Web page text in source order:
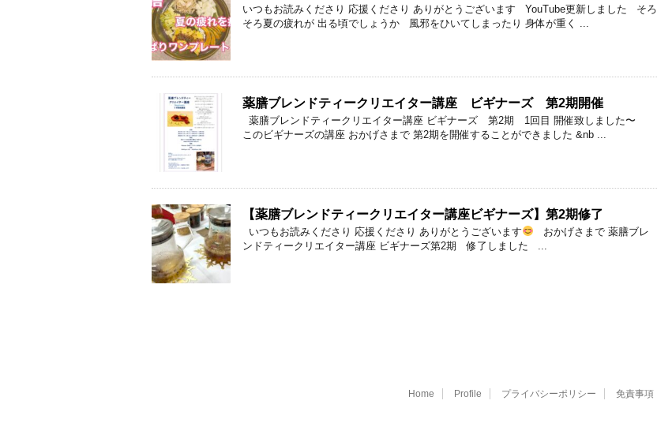
いつもお読みくださり 応援くださり ありがとうございます YouTube更新しました そろ
そろ夏の疲れが 出る頃でしょうか 風邪をひいてしまったり 身体が重く ...
薬膳ブレンドティークリエイター講座 ビギナーズ 第2期開催
薬膳ブレンドティークリエイター講座 ビギナーズ 第2期 1回目 開催致しました〜
このビギナーズの講座 おかげさまで 第2期を開催することができました &nb ...
【薬膳ブレンドティークリエイター講座ビギナーズ】第2期修了
いつもお読みくださり 応援くださり ありがとうございます
おかげさまで 薬膳ブレ
ンドティークリエイター講座 ビギナーズ第2期 修了しました ...
Home Profile プライバシーポリシー 免責事項